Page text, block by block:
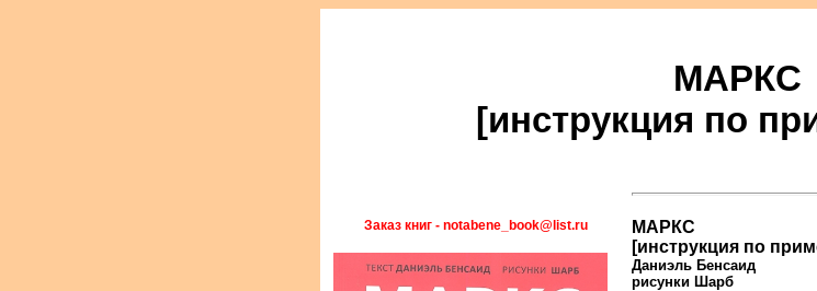
МАРКС
[инструкция по
Заказ книг - notabene_book@list.ru
МАРКС
[инструкция по
Даниэль Бенсаид
рисунки Шарб